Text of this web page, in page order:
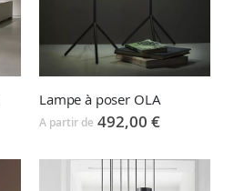
Lampe à poser OLA
A partir de 492,00 €